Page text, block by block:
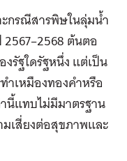
กรณีสารพิษในลุ่มน้ำ
2567–2568 ต้นตอ
รัฐใดรัฐหนึ่ง แต่เป็น
ำเหมืองทองคำหรือ
นี้แทบไม่มีมาตรฐาน
เสี่ยงต่อสุขภาพและ